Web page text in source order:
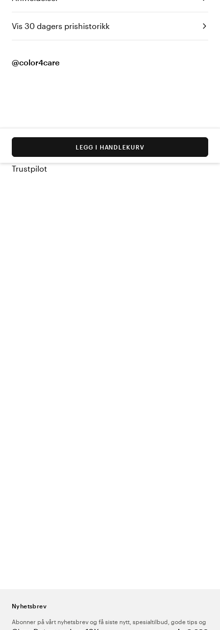
Vis 30 dagers prishistorikk
@color4care
LEGG I HANDLEKURV
Trustpilot
Nyhetsbrev
Abonner på vårt nyhetsbrev og få siste nytt, spesialtilbud, gode tips og